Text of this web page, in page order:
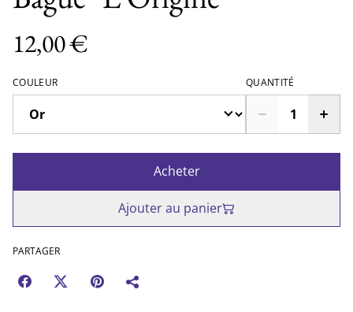
12,00 €
COULEUR QUANTITÉ
Acheter
Ajouter au panier
PARTAGER